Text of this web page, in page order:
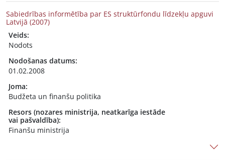
Sabiedrības informētība par ES struktūrfondu līdzekļu apguvi
Latvijā (2007)
Veids:
Nodots
Nodošanas datums:
01.02.2008
Joma:
Budžeta un finanšu politika
Resors (nozares ministrija, neatkarīga iestāde
vai pašvaldība):
Finanšu ministrija